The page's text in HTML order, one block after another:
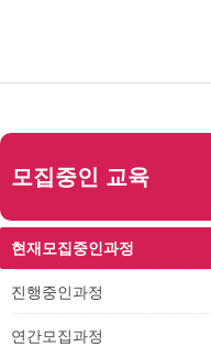
본
내
하
메모집중인 교육
현재모집중인과정
진행중인과정
연간모집과정
링
본